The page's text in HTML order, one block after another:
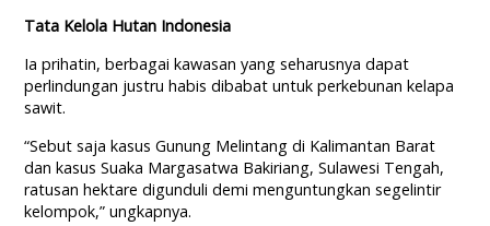
Tata Kelola Hutan Indonesia
Ia prihatin, berbagai kawasan yang seharusnya dapat
perlindungan justru habis dibabat untuk perkebunan kelapa
sawit.
“Sebut saja kasus Gunung Melintang di Kalimantan Barat
dan kasus Suaka Margasatwa Bakiriang, Sulawesi Tengah,
ratusan hektare digunduli demi menguntungkan segelintir
kelompok,” ungkapnya.